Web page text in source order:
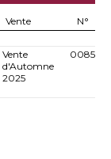
Vente
N°
Vente
d'Automne
2025
0085